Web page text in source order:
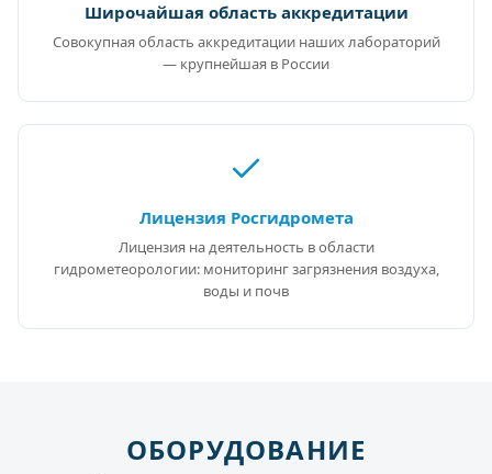
Широчайшая область аккредитации
Совокупная область аккредитации наших лабораторий
— крупнейшая в России
Лицензия Росгидромета
Лицензия на деятельность в области
гидрометеорологии: мониторинг загрязнения воздуха,
воды и почв
ОБОРУДОВАНИЕ